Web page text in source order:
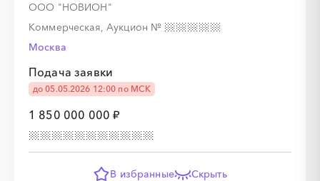
ООО "НОВИОН"
Коммерческая, Аукцион №
Москва
Подача заявки
до 05.05.2026 12:00 по МСК
1 850 000 000 ₽
В избранные Скрыть
░
░
░
░
░
░
░